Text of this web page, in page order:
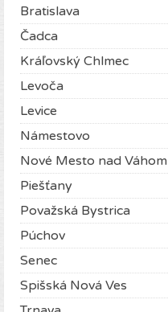
Bratislava
Čadca
Kráľovský Chlmec
Levoča
Levice
Námestovo
Nové Mesto nad Váhom
Piešťany
Považská Bystrica
Púchov
Senec
Spišská Nová Ves